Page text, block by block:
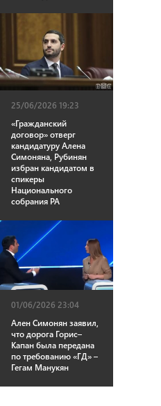
25/06/2026 19:23
«Гражданский
договор» отверг
кандидатуру Алена
Симоняна, Рубинян
избран кандидатом в
спикеры
Национального
собрания РА
01/06/2026 23:04
Ален Симонян заявил,
что дорога Горис–
Капан была передана
по требованию «ГД» –
Гегам Манукян